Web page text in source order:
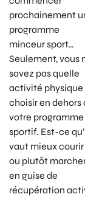
prochainement
programme
minceur sport…
Seulement, vous
savez pas quelle
activité physique
choisir en dehors
votre programme
sportif. Est-ce
vaut mieux courir
ou plutôt
en guise de
récupération